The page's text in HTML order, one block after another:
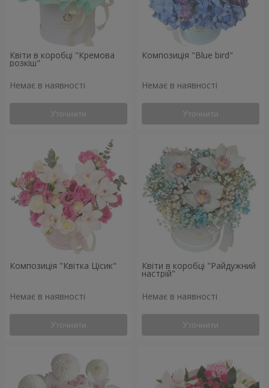
Квіти в коробці "Кремова
розкіш"
Немає в наявності
Уточнити
Композиція "Blue bird"
Немає в наявності
Уточнити
Композиція "Квітка Цісик"
Немає в наявності
Уточнити
Квіти в коробці "Райдужний
настрій"
Немає в наявності
Уточнити